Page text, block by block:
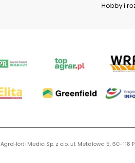
Hobby i
AgroHorti Media Sp. z o.o. ul. Metalowa 5, 60-